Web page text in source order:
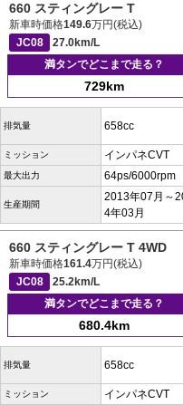
660 スティングレー T
新車時価格149.6万円(税込)
JC08
27.0km/L
満タンでどこまで走る？
729km
排気量 658cc
ミッション インパネCVT
最大出力 64ps/6000rpm
生産期間
2013年07月～
4年03月
660 スティングレー T 4WD
新車時価格161.4万円(税込)
JC08
25.2km/L
満タンでどこまで走る？
680.4km
排気量 658cc
ミッション インパネCVT